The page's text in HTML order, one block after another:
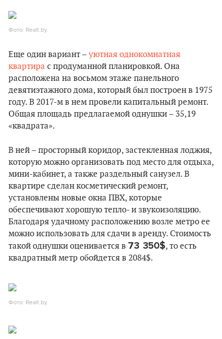
Фото: Realt.by.
Еще один вариант – уютная однокомнатная
квартира с продуманной планировкой. Она
расположена на восьмом этаже панельного
девятиэтажного дома, который был построен в 1975
году. В 2017-м в нем провели капитальный ремонт.
Общая площадь предлагаемой однушки – 35,19
«квадрата».
В ней – просторный коридор, застекленная лоджия,
которую можно организовать под место для отдыха,
мини-кабинет, а также раздельный санузел. В
квартире сделан косметический ремонт,
установлены новые окна ПВХ, которые
обеспечивают хорошую тепло- и звукоизоляцию.
Благодаря удачному расположению возле метро ее
можно использовать для сдачи в аренду. Стоимость
такой однушки оценивается в 73 350$, то есть
квадратный метр обойдется в 2084$.
Фото: Realt.by.